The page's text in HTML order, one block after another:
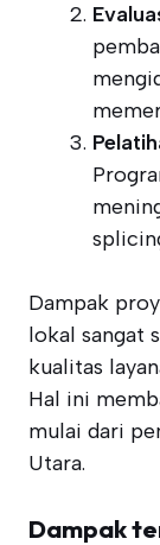
Dampak
lokal sangat
kualitas
Hal ini
mulai dari
Utara.
Dampak